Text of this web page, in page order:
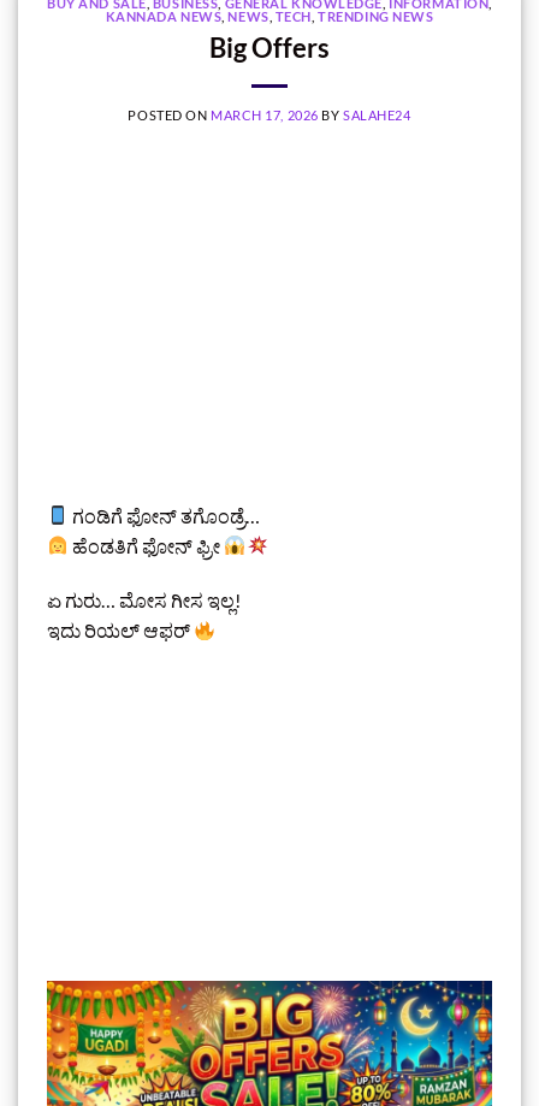
KANNADA NEWS ,NEWS TECH ,TRENDING NEWS
Big Offers
POSTED ON MARCH 17, 2026 BYSALAHE24
ಗಂಡಿಗೆ ಫೋನ್ ತಗೊಂಡ್ರೆ…
ಹೆಂಡತಿಗೆ ಫೋನ್ ಫ್ರೀ
ಏ ಗುರು… ಮೋಸ ಗೀಸ ಇಲ್ಲ!
ಇದು ರಿಯಲ್ ಆಫರ್